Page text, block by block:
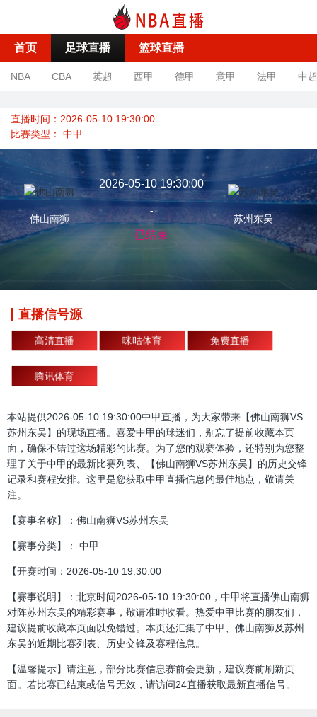
首页 足球直播 篮球直播
NBA CBA 英超 西甲 德甲 意甲 法甲 中超
直播时间：2026-05-10 19:30:00
比赛类型： 中甲
佛山南狮
2026-05-10 19:30:00
-
已结束
苏州东吴
直播信号源
高清直播 咪咕体育 免费直播
腾讯体育
本站提供2026-05-10 19:30:00中甲直播，为大家带来【佛山南狮VS
苏州东吴】的现场直播。喜爱中甲的球迷们，别忘了提前收藏本页
面，确保不错过这场精彩的比赛。为了您的观赛体验，还特别为您整
理了关于中甲的最新比赛列表、【佛山南狮VS苏州东吴】的历史交锋
记录和赛程安排。这里是您获取中甲直播信息的最佳地点，敬请关
注。
【赛事名称】：佛山南狮VS苏州东吴
【赛事分类】： 中甲
【开赛时间：2026-05-10 19:30:00
【赛事说明】：北京时间2026-05-10 19:30:00，中甲将直播佛山南狮
对阵苏州东吴的精彩赛事，敬请准时收看。热爱中甲比赛的朋友们，
建议提前收藏本页面以免错过。本页还汇集了中甲、佛山南狮及苏州
东吴的近期比赛列表、历史交锋及赛程信息。
【温馨提示】请注意，部分比赛信息赛前会更新，建议赛前刷新页
面。若比赛已结束或信号无效，请访问24直播获取最新直播信号。